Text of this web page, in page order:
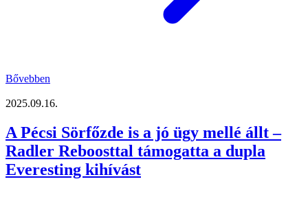
Bővebben
2025.09.16.
A Pécsi Sörfőzde is a jó ügy mellé állt –
Radler Reboosttal támogatta a dupla
Everesting kihívást